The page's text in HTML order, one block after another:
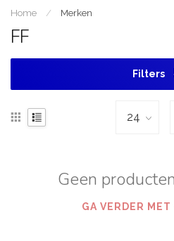
Home / Merken
FF
Filters
Geen
GA VERDER